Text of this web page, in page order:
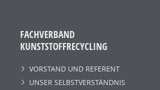
FACHVERBAND
KUNSTSTOFFRECYCLING
VORSTAND UND REFERENT
UNSER SELBSTVERSTÄNDNIS